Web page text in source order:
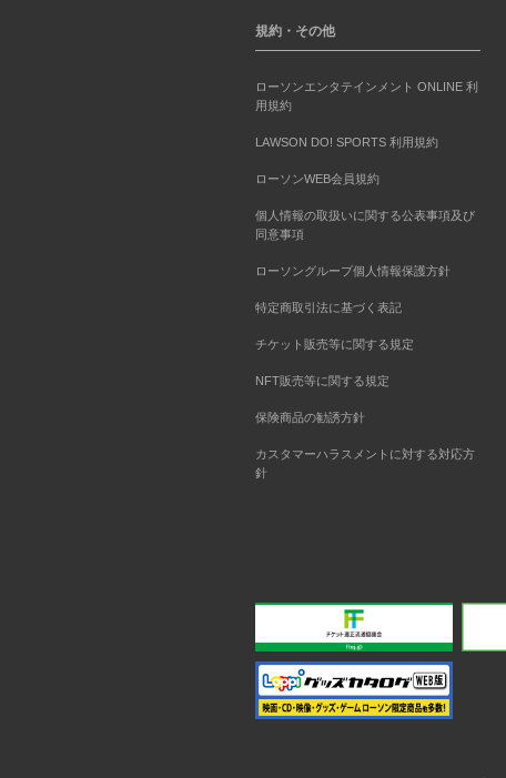
規約・その他
ローソンエンタテインメント ONLINE 利
用規約
LAWSON DO! SPORTS 利用規約
ローソンWEB会員規約
個人情報の取扱いに関する公表事項及び
同意事項
ローソングループ個人情報保護方針
特定商取引法に基づく表記
チケット販売等に関する規定
NFT販売等に関する規定
保険商品の勧誘方針
カスタマーハラスメントに対する対応方
針